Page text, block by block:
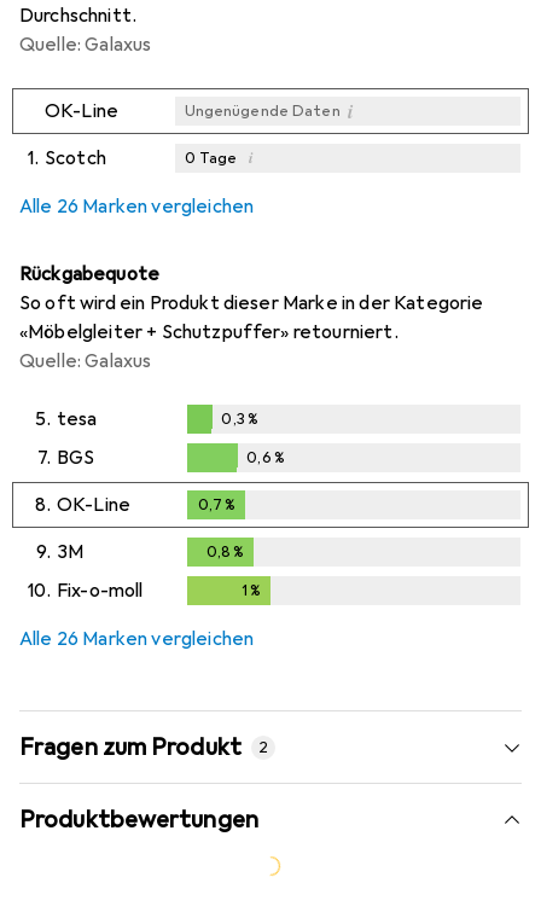
Durchschnitt.
Quelle: Galaxus
OK-Line Ungenügende Daten i
1. Scotch 0 Tage i
Alle 26 Marken vergleichen
Rückgabequote
So oft wird ein Produkt dieser Marke in der Kategorie
«Möbelgleiter + Schutzpuffer» retourniert.
Quelle: Galaxus
5. tesa
0,3%
0,3%
7. BGS
0,6%
0,6%
8. OK-Line 0,7 %
9. 3M 0,8 %
10. Fix-o-moll 1 %
Alle 26 Marken vergleichen
Fragen zum Produkt 2
Produktbewertungen